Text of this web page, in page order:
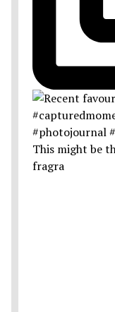
This might be
fragra